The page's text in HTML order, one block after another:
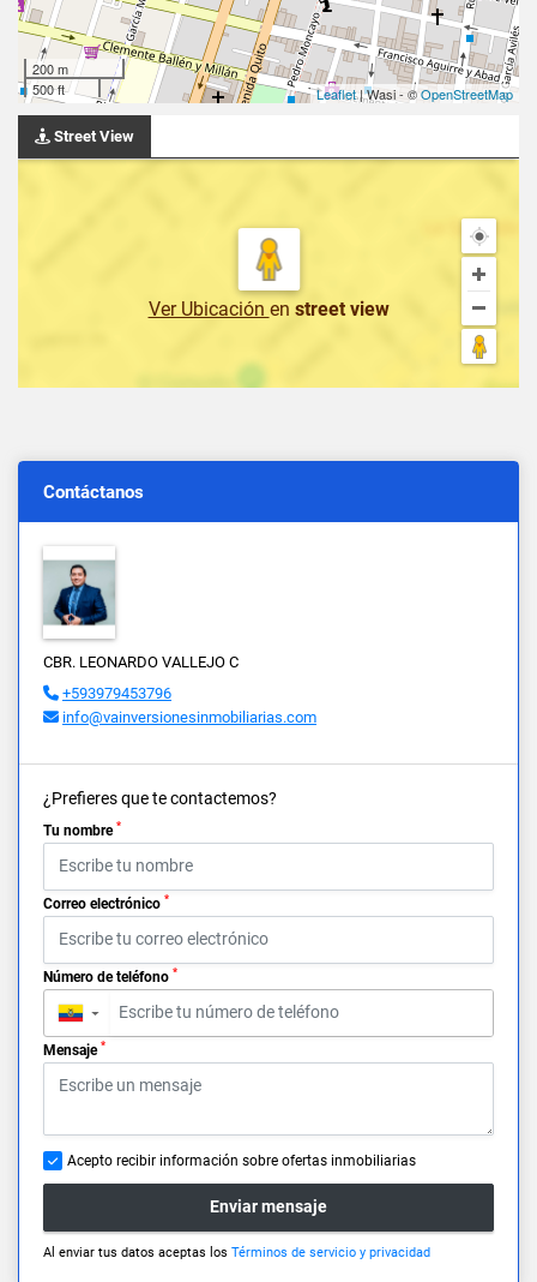
200 m
500 ft
Leaflet| Wasi - ©OpenStreetMap
Street View
Ver Ubicación en street view
Contáctanos
CBR. LEONARDO VALLEJO C
+593979453796
info@vainversionesinmobiliarias.com
¿Prefieres que te contactemos?
Tu nombre *
Correo electrónico *
Número de teléfono *
▼
Mensaje *
Acepto recibir información sobre ofertas inmobiliarias
Enviar mensaje
Al enviar tus datos aceptas los Términos de servicio y privacidad